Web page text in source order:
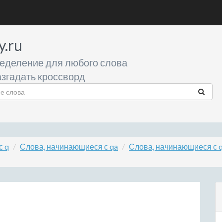
для любого слова
кроссворд
q Слова, начинающиеся с qa Слова, начинающиеся с